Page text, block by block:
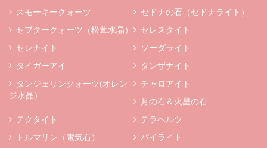
スモーキークォーツ
セドナの石（セドナライト）
セプタークォーツ（松茸水晶）
セレスタイト
セレナイト
ソーダライト
タイガーアイ
タンザナイト
タンジェリンクォーツ(オレン
ジ水晶）
チャロアイト
月の石＆火星の石
テクタイト
テラヘルツ
トルマリン（電気石）
パイライト